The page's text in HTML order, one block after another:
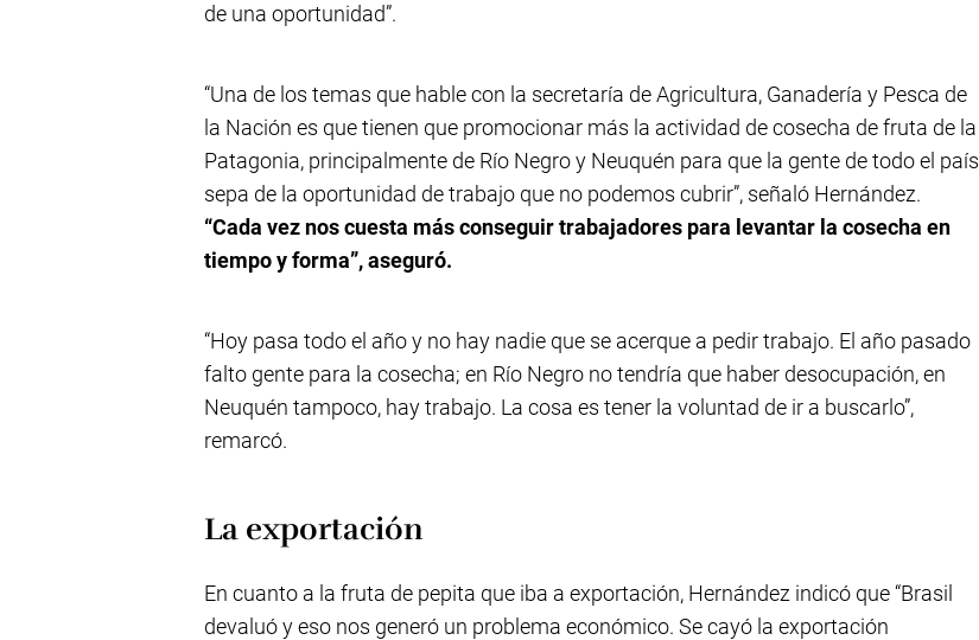
de una oportunidad”.
“Una de los temas que hable con la secretaría de Agricultura, Ganadería y Pesca de
la Nación es que tienen que promocionar más la actividad de cosecha de fruta de la
Patagonia, principalmente de Río Negro y Neuquén para que la gente de todo el país
sepa de la oportunidad de trabajo que no podemos cubrir”, señaló Hernández.
“Cada vez nos cuesta más conseguir trabajadores para levantar la cosecha en
tiempo y forma”, aseguró.
“Hoy pasa todo el año y no hay nadie que se acerque a pedir trabajo. El año pasado
falto gente para la cosecha; en Río Negro no tendría que haber desocupación, en
Neuquén tampoco, hay trabajo. La cosa es tener la voluntad de ir a buscarlo”,
remarcó.
La exportación
En cuanto a la fruta de pepita que iba a exportación, Hernández indicó que “Brasil
devaluó y eso nos generó un problema económico. Se cayó la exportación